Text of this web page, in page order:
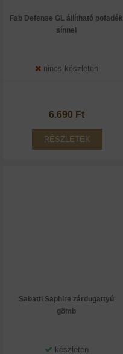
Fab Defense GL állítható pofadék
sínnel
nincs készleten
6.690 Ft
RÉSZLETEK
Sabatti Saphire zárdugattyú
gömb
készleten